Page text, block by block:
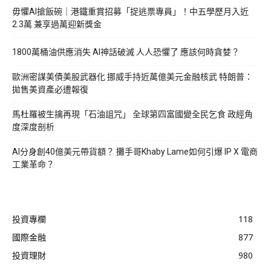
毋懼AI搶飯碗｜港鐵重賞招募「捉逃票專員」！中五學歷月入近
2.3萬 兼享過萬迎新獎金
1800萬桶油供應消失 AI神話破滅 人人恐懼了 應該何時貪婪？
歐洲密謀美債美股武器化 挪威手持近萬億美元金融核武 特朗普：
拋售美資產必遭報復
馬杜羅被生擒再現「石油詛咒」 全球第四富國變全民乞食 政經角
度深度剖析
AI分身創40億美元帶貨額？ 攤手哥Khaby Lame如何引爆 IP X 電商
工業革命？
投資專欄
118
國際金融
877
投資理財
980